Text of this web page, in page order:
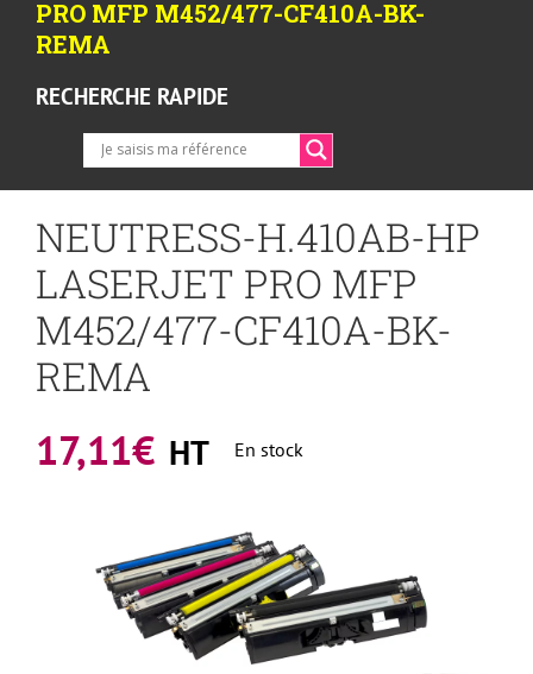
PRO MFP M452/477-CF410A-BK-
REMA
RECHERCHE RAPIDE
NEUTRESS-H.410AB-HP
LASERJET PRO MFP
M452/477-CF410A-BK-
REMA
17,11€ HT En stock